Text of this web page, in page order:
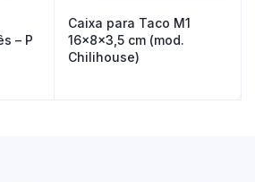
– P
Caixa para Taco M1
16x8x3,5 cm (mod.
Chilihouse)